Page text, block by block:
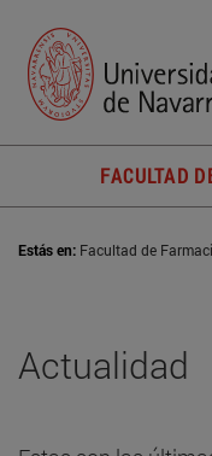
FACULTAD
Estás en: Facultad de
Actualidad